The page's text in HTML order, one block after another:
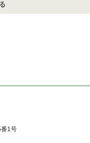
1号